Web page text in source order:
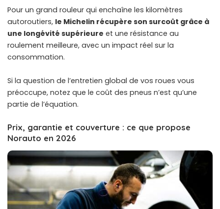
Pour un grand rouleur qui enchaîne les kilomètres
autoroutiers, le Michelin récupère son surcoût grâce à
une longévité supérieure et une résistance au
roulement meilleure, avec un impact réel sur la
consommation.
Si la question de l’entretien global de vos roues vous
préoccupe, notez que le coût des pneus n’est qu’une
partie de l’équation.
Prix, garantie et couverture : ce que propose
Norauto en 2026